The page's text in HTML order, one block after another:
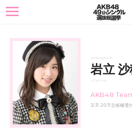
toggle
navigation
SAHO IWATATE
岩立
イワタテ サホ
AKB48
3/31 20:11立候補受